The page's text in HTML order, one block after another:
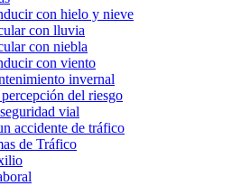
con hielo y nieve
con lluvia
con niebla
con viento
invernal
del riesgo
vial
accidente de tráfico
de Tráfico